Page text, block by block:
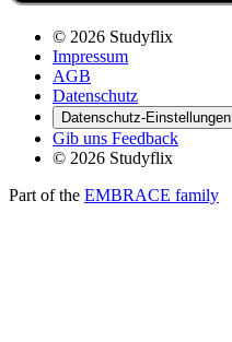
© 2026 Studyflix
Impressum
AGB
Datenschutz
Datenschutz-Einstellungen
Gib uns Feedback
© 2026 Studyflix
Part of the EMBRACE family